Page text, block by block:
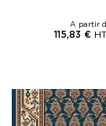
A partir
115,83 €